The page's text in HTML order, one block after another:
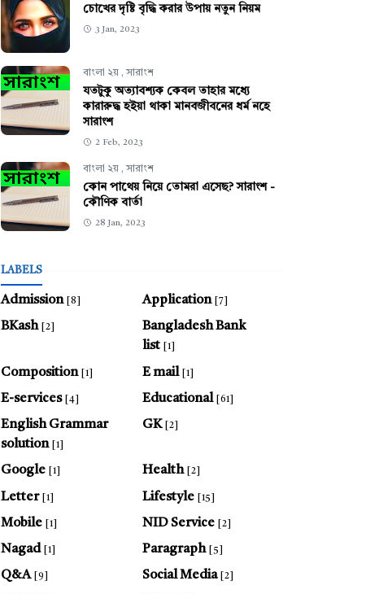
চোখের দৃষ্টি বৃদ্ধি করার উপায় নতুন নিয়ম
3 Jan, 2023
বাংলা ২য় , সারাংশ
যতটুকু অত্যাবশ্যক কেবল তাহার মধ্যে
কারারুদ্ধ হইয়া থাকা মানবজীবনের ধর্ম নহে
সারাংশ
2 Feb, 2023
বাংলা ২য় , সারাংশ
কোন পাথেয় নিয়ে তোমরা এসেছ? সারাংশ -
কৌণিক বার্তা
28 Jan, 2023
LABELS
Admission [8] Application [7]
BKash [2]
Bangladesh Bank
list
[1]
Composition [1] E mail [1]
E-services [4] Educational [61]
English Grammar
solution
[1]
GK [2]
Google [1] Health [2]
Letter [1] Lifestyle [15]
Mobile [1] NID Service [2]
Nagad [1] Paragraph [5]
Q&A [9] Social Media [2]